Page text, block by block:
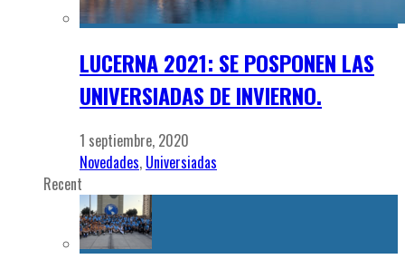
LUCERNA 2021: SE POSPONEN LAS
UNIVERSIADAS DE INVIERNO.
1 septiembre, 2020
Novedades, Universiadas
Recent